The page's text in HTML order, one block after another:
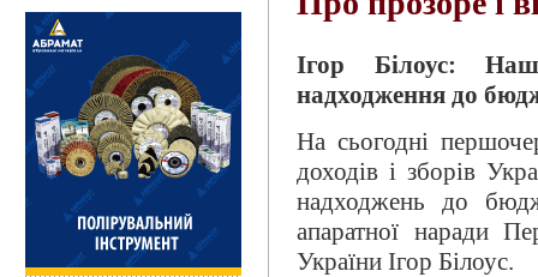
Ігор Білоус:
надходження до
На сьогодні
доходів і зборів
надходжень до
апаратної наради
України Ігор Білоус.